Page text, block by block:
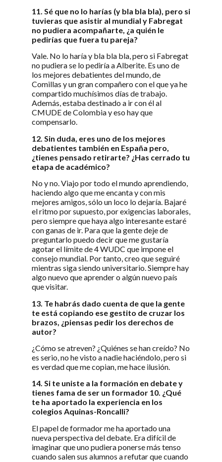
11. Sé que no lo harías (y bla bla bla), pero si
tuvieras que asistir al mundial y Fabregat
no pudiera acompañarte, ¿a quién le
pedirías que fuera tu pareja?
Vale. No lo haría y bla bla bla, pero si Fabregat
no pudiera se lo pediría a Alberite. Es uno de
los mejores debatientes del mundo, de
Comillas y un gran compañero con el que ya he
compartido muchísimos días de trabajo.
Además, estaba destinado a ir con él al
CMUDE de Colombia y eso hay que
compensarlo.
12. Sin duda, eres uno de los mejores
debatientes también en España pero,
¿tienes pensado retirarte? ¿Has cerrado tu
etapa de académico?
No y no. Viajo por todo el mundo aprendiendo,
haciendo algo que me encanta y con mis
mejores amigos, sólo un loco lo dejaría. Bajaré
el ritmo por supuesto, por exigencias laborales,
pero siempre que haya algo interesante estaré
con ganas de ir. Para que la gente deje de
preguntarlo puedo decir que me gustaría
agotar el límite de 4 WUDC que impone el
consejo mundial. Por tanto, creo que seguiré
mientras siga siendo universitario. Siempre hay
algo nuevo que aprender o algún nuevo país
que visitar.
13. Te habrás dado cuenta de que la gente
te está copiando ese gestito de cruzar los
brazos, ¿piensas pedir los derechos de
autor?
¿Cómo se atreven? ¿Quiénes se han creído? No
es serio, no he visto a nadie haciéndolo, pero si
es verdad que me copian, me hace ilusión.
14. Si te uniste a la formación en debate y
tienes fama de ser un formador 10. ¿Qué
te ha aportado la experiencia en los
colegios Aquinas-Roncalli?
El papel de formador me ha aportado una
nueva perspectiva del debate. Era difícil de
imaginar que uno pudiera ponerse más tenso
cuando salen sus alumnos a refutar que cuando